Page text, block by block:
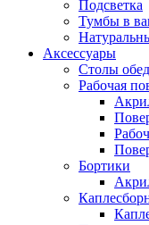
Подсветка
Тумбы в
Аксессуары
Столы
Рабочая
Бортики